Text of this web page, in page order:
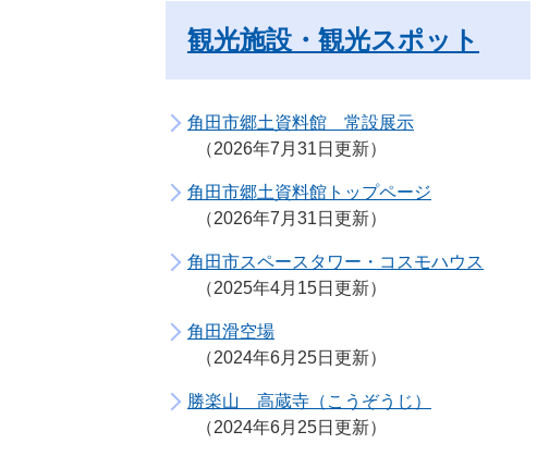
観光施設・観光スポット
角田市郷土資料館 常設展示
2026年7月31日更新
角田市郷土資料館トップページ
2026年7月31日更新
角田市スペースタワー・コスモハウス
2025年4月15日更新
角田滑空場
2024年6月25日更新
勝楽山 高蔵寺（こうぞうじ）
2024年6月25日更新